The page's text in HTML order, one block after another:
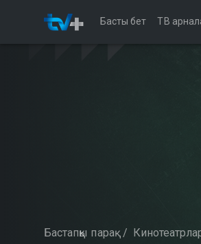
Басты бет ТВ
Бастапқы парақ /